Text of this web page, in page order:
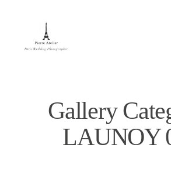
ABOUT ME
Gallery
LAUNOY